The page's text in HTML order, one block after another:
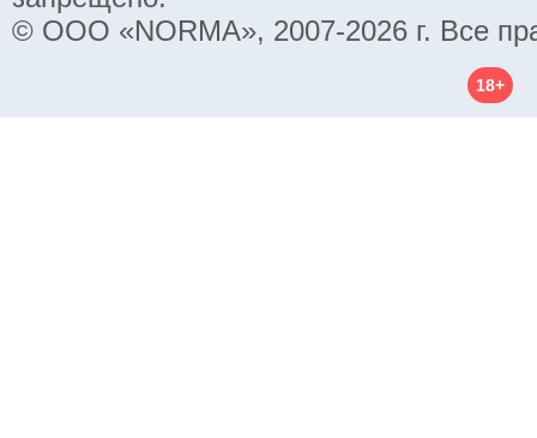
© ООО «NORMA», 2007-2026 г. Все
18+